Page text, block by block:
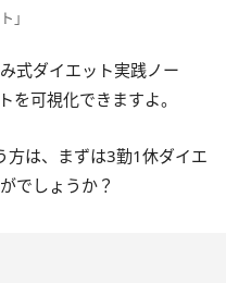
」
式ダイエット実践ノー
を可視化できますよ。
は、まずは3勤1休ダイエ
でしょうか？